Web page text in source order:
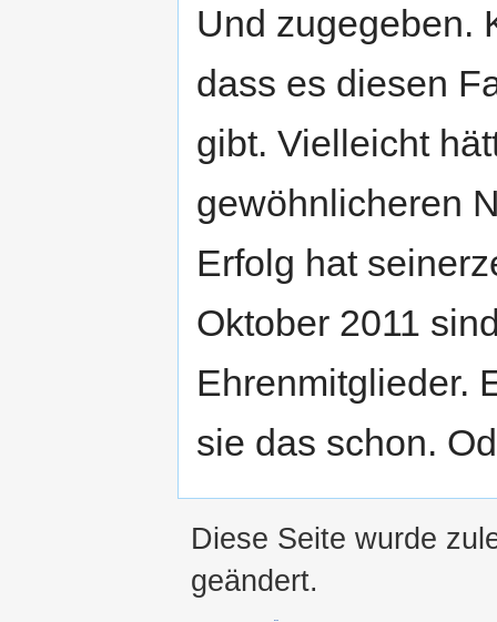
Und zugegeben.
dass es diesen
gibt. Vielleicht
gewöhnlicheren
Erfolg hat
Oktober 2011
Ehrenmitglieder.
sie das schon.
Diese Seite wurde
geändert.